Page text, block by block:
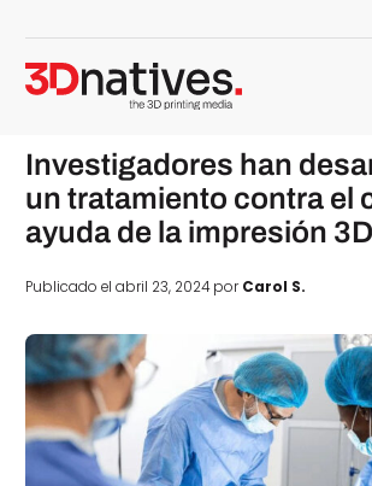
Investigadores han
un tratamiento contra el
ayuda de la impresión 3D
Publicado el abril 23, 2024 porCarol S.